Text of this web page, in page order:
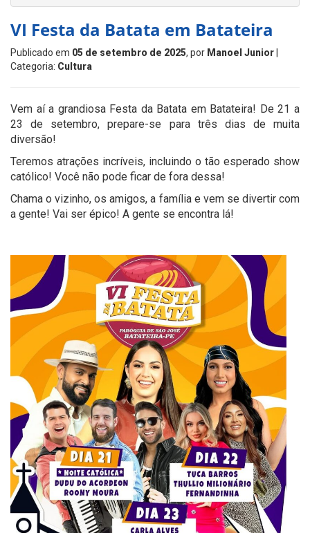
VI Festa da Batata em Batateira
Publicado em 05 de setembro de 2025, por Manoel Junior
Categoria: Cultura
Vem aí a grandiosa Festa da Batata em Batateira! De 21 a
23 de setembro, prepare-se para três dias de muita
diversão!
Teremos atrações incríveis, incluindo o tão esperado show
católico! Você não pode ficar de fora dessa!
Chama o vizinho, os amigos, a família e vem se divertir com
a gente! Vai ser épico! A gente se encontra lá!